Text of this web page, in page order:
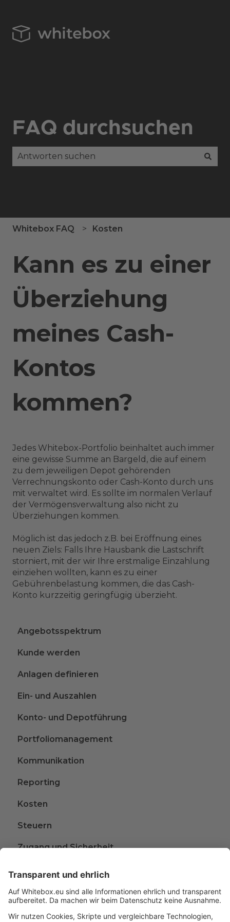
FAQ durchsuchen
Whitebox FAQ Kosten
Kann es zu einer
Überziehung
meines Cash-
Kontos
kommen?
Jedes Whitebox-Portfolio beinhaltet auch immer
eine gewisse Summe an Bargeld, die auf einem
zu dem jeweiligen Depot gehörenden
Verrechnungskonto oder Cash-Konto durch uns
mit verwaltet wird. Es sollte im normalen Verlauf
der Vermögensverwaltung also nicht zu
Überziehungen kommen.
Möglich ist das jedoch z.B. bei Eröffnung eines
neuen Ziels: Falls Ihre Hausbank die Lastschrift
storniert, mit der wir Ihre erstmalige Einzahlung
einziehen wollten, kann es zu einer
Gebührenbelastung kommen, die das Cash-
Konto kurzzeitig geringfügig überzieht.
Angebotsspektrum
Kunde werden
Anlagen definieren
Ein- und Auszahlen
Konto- und Depotführung
Portfoliomanagement
Kommunikation
Reporting
Kosten
Steuern
Zugang und Sicherheit
Beschwerden
Wissen rund ums Anlegen